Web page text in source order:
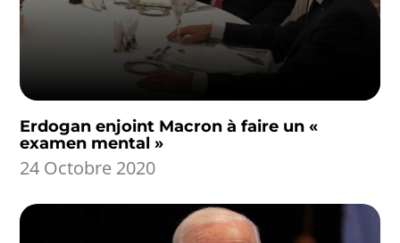
Erdogan enjoint Macron à faire un «
examen mental »
24 Octobre 2020